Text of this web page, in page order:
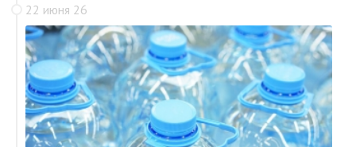
22 июня 26